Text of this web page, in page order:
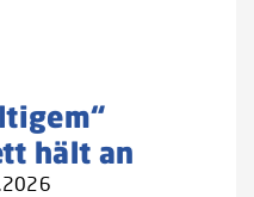
hält an